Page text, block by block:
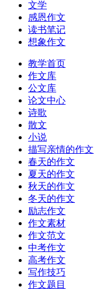
文学
感恩作文
读书笔记
想象作文
教学首页
作文库
公文库
论文中心
诗歌
散文
小说
描写亲情的作文
春天的作文
夏天的作文
秋天的作文
冬天的作文
励志作文
作文素材
作文范文
中考作文
高考作文
写作技巧
作文题目